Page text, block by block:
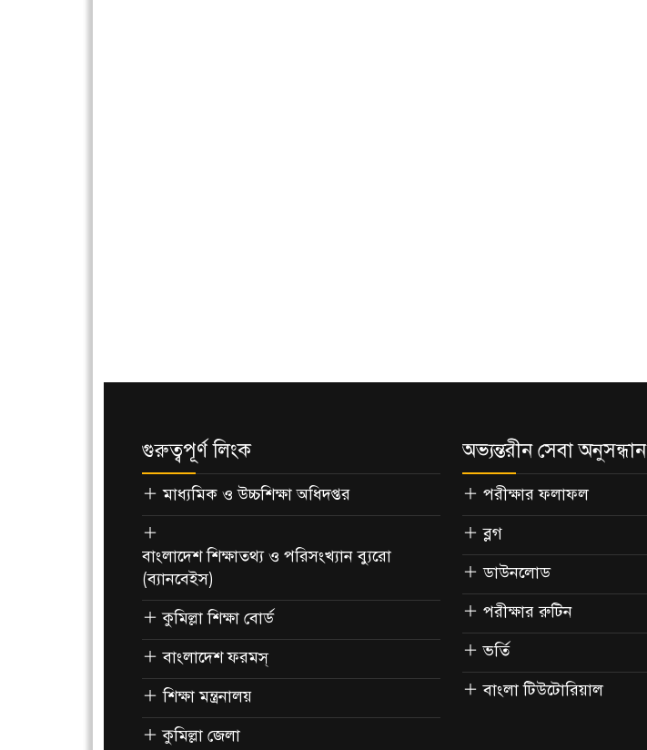
গুরুত্বপূর্ণ লিংক
মাধ্যমিক ও উচ্চশিক্ষা অধিদপ্তর
বাংলাদেশ শিক্ষাতথ্য ও পরিসংখ্যান ব্যুরো
(ব্যানবেইস)
কুমিল্লা শিক্ষা বোর্ড
বাংলাদেশ ফরমস্
শিক্ষা মন্ত্রনালয়
কুমিল্লা জেলা
অভ্যন্তরীন সেবা অনুসন্ধান
পরীক্ষার ফলাফল
ব্লগ
ডাউনলোড
পরীক্ষার রুটিন
ভর্তি
বাংলা টিউটোরিয়াল